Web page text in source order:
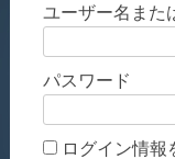
ユーザー名また
パスワード
ログイン情報